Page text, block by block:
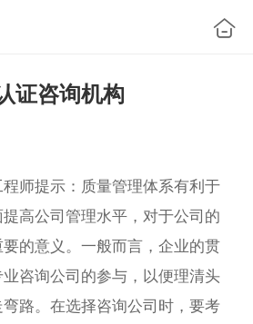
证咨询机构
师提示：质量管理体系有利于
高公司管理水平，对于公司的
的意义。一般而言，企业的贯
咨询公司的参与，以便理清头
路。在选择咨询公司时，要考